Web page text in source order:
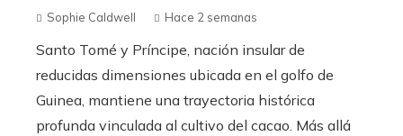
Sophie Caldwell Hace 2 semanas
Santo Tomé y Príncipe, nación insular de
reducidas dimensiones ubicada en el golfo de
Guinea, mantiene una trayectoria histórica
profunda vinculada al cultivo del cacao. Más allá